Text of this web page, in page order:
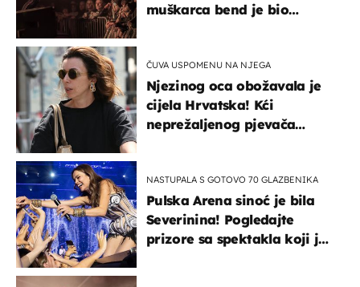
muškarca bend je bio
ČUVA USPOMENU NA NJEGA
Njezinog oca obožavala je
cijela Hrvatska! Kći
neprežaljenog pjevača
NASTUPALA S GOTOVO 70 GLAZBENIKA
Pulska Arena sinoć je bila
Severinina! Pogledajte
prizore sa spektakla koji je